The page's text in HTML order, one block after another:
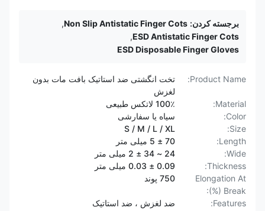
برجسته کردن: Non Slip Antistatic Finger Cots
,
ESD Antistatic Finger Cots
,
ESD Disposable Finger Gloves
Product Name:
تخت انگشتی ضد استاتیک بافت مات بدون
لغزش
Material:
100٪ لاتکس طبیعی
Color:
سیاه یا سفارشی
Size:
S / M / L / XL
Length:
70 ± 5 میلی متر
Wide:
24 ~ 34 ± 2 میلی متر
Thickness:
0.09 ± 0.03 میلی متر
Elongation At
Break (%):
750 پوند
Features:
ضد لغزش ، ضد استاتیک